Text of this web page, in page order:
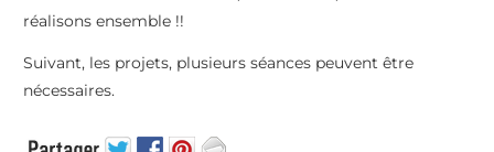
réalisons ensemble !!
Suivant, les projets, plusieurs séances peuvent être
nécessaires.